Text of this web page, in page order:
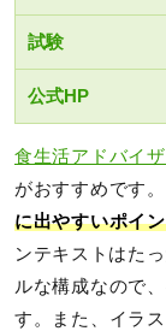
試験
公式HP
食生活アドバイ
がおすすめです
に出やすいポイ
ンテキストはた
ルな構成なので
す。また、イラ